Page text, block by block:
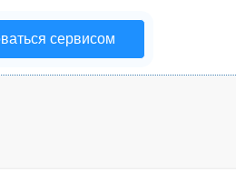
сервисом